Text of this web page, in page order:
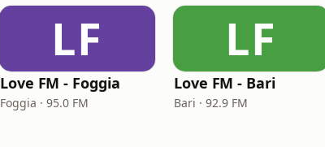
LF
Love FM - Foggia
Foggia · 95.0 FM
LF
Love FM - Bari
Bari · 92.9 FM